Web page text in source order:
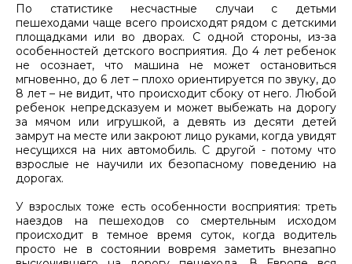
По статистике несчастные случаи с детьми
пешеходами чаще всего происходят рядом с детскими
площадками или во дворах. С одной стороны, из-за
особенностей детского восприятия. До 4 лет ребенок
не осознает, что машина не может остановиться
мгновенно, до 6 лет – плохо ориентируется по звуку, до
8 лет – не видит, что происходит сбоку от него. Любой
ребенок непредсказуем и может выбежать на дорогу
за мячом или игрушкой, а девять из десяти детей
замрут на месте или закроют лицо руками, когда увидят
несущихся на них автомобиль. С другой - потому что
взрослые не научили их безопасному поведению на
дорогах.
У взрослых тоже есть особенности восприятия: треть
наездов на пешеходов со смертельным исходом
происходит в темное время суток, когда водитель
просто не в состоянии вовремя заметить внезапно